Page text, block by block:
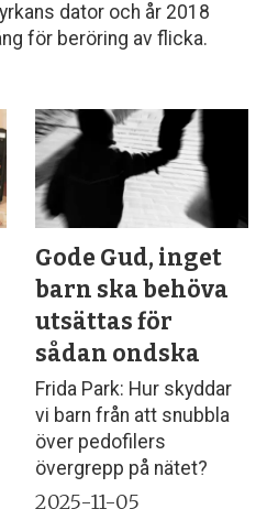
dator och år 2018
för beröring av flicka.
Gode Gud, inget
barn ska behöva
utsättas för
sådan ondska
Frida Park: Hur skyddar
vi barn från att snubbla
över pedofilers
övergrepp på nätet?
2025-11-05